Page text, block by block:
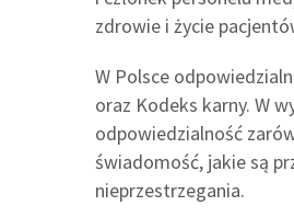
zdrowie i życie
W Polsce
oraz Kodeks karny. W
odpowiedzialność
świadomość, jakie są
nieprzestrzegania.